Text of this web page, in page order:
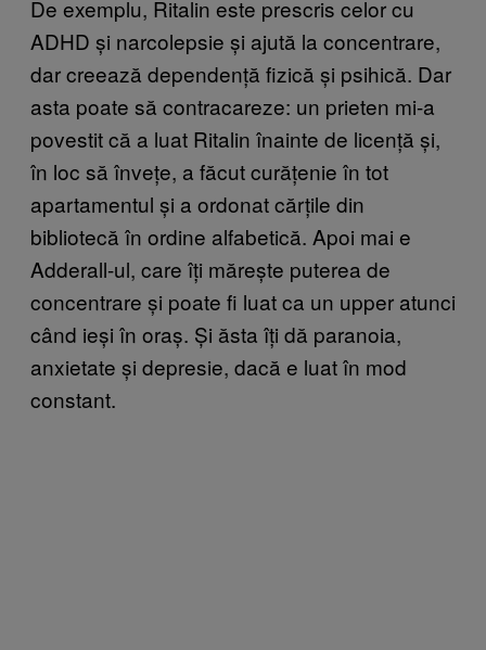
De exemplu, Ritalin este prescris celor cu
ADHD și narcolepsie și ajută la concentrare,
dar creează dependență fizică și psihică. Dar
asta poate să contracareze: un prieten mi-a
povestit că a luat Ritalin înainte de licență și,
în loc să învețe, a făcut curățenie în tot
apartamentul și a ordonat cărțile din
bibliotecă în ordine alfabetică. Apoi mai e
Adderall-ul, care îți mărește puterea de
concentrare și poate fi luat ca un upper atunci
când ieși în oraș. Și ăsta îți dă paranoia,
anxietate și depresie, dacă e luat în mod
constant.